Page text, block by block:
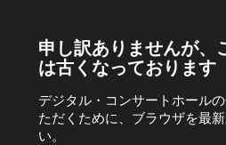
申し訳ありませんが、
は古くなっております
デジタル・コンサートホール
ただくために、ブラウザを最
い。